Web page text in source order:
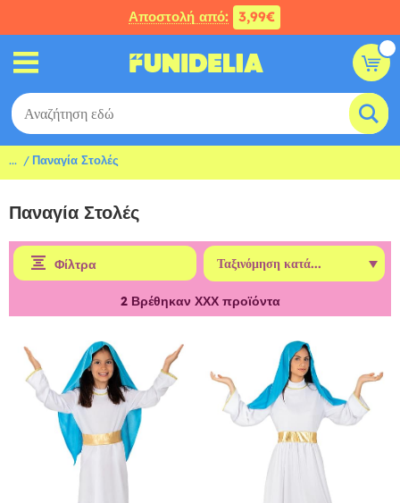
Αποστολή από: 3,99€
... Παναγία Στολές
Παναγία Στολές
Φίλτρα
2Βρέθηκαν ΧΧΧ προϊόντα